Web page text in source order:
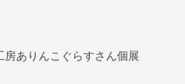
房ありんこぐらすさん個展